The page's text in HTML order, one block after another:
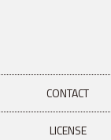
CONTACT
LICENSE